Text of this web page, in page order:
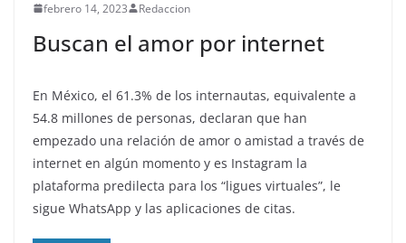
febrero 14, 2023 Redaccion
Buscan el amor por internet
En México, el 61.3% de los internautas, equivalente a
54.8 millones de personas, declaran que han
empezado una relación de amor o amistad a través de
internet en algún momento y es Instagram la
plataforma predilecta para los “ligues virtuales”, le
sigue WhatsApp y las aplicaciones de citas.